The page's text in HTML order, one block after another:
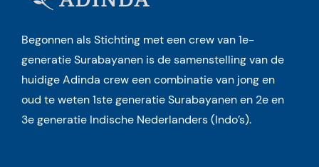
Begonnen als Stichting met een crew van 1e-
generatie Surabayanen is de samenstelling van de
huidige Adinda crew een combinatie van jong en
oud te weten 1ste generatie Surabayanen en 2e en
3e generatie Indische Nederlanders (Indo’s).